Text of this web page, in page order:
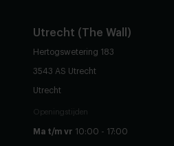
Utrecht (The Wall)
Hertogswetering 183
3543 AS Utrecht
Utrecht
Openingstijden
Ma t/m vr 10:00 - 17:00